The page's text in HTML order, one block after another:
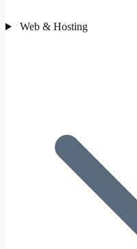
Web & Hosting